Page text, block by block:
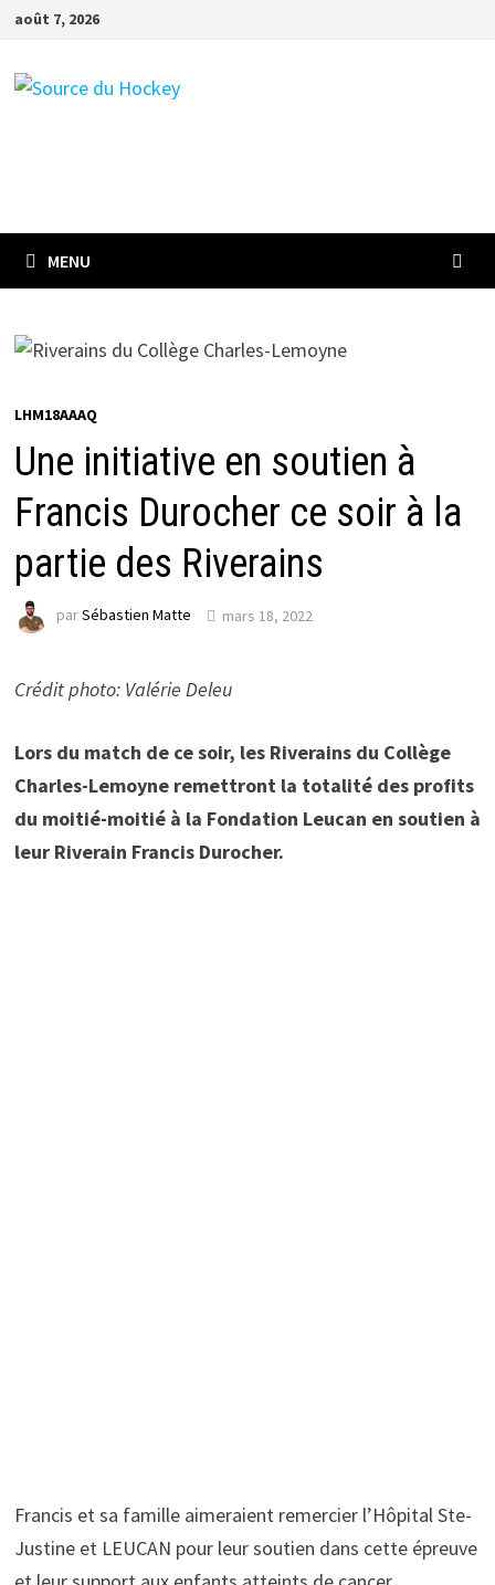
Passer
contenu
août 7, 2026
MENU
LHM18AAAQ
Une initiative en soutien à
Francis Durocher ce soir à la
partie des Riverains
parSébastien Matte mars 18, 2022
Crédit photo: Valérie Deleu
Lors du match de ce soir, les Riverains du Collège
Charles-Lemoyne remettront la totalité des profits
du moitié-moitié à la Fondation Leucan en soutien à
leur Riverain Francis Durocher.
Francis et sa famille aimeraient remercier l’Hôpital Ste-
Justine et LEUCAN pour leur soutien dans cette épreuve